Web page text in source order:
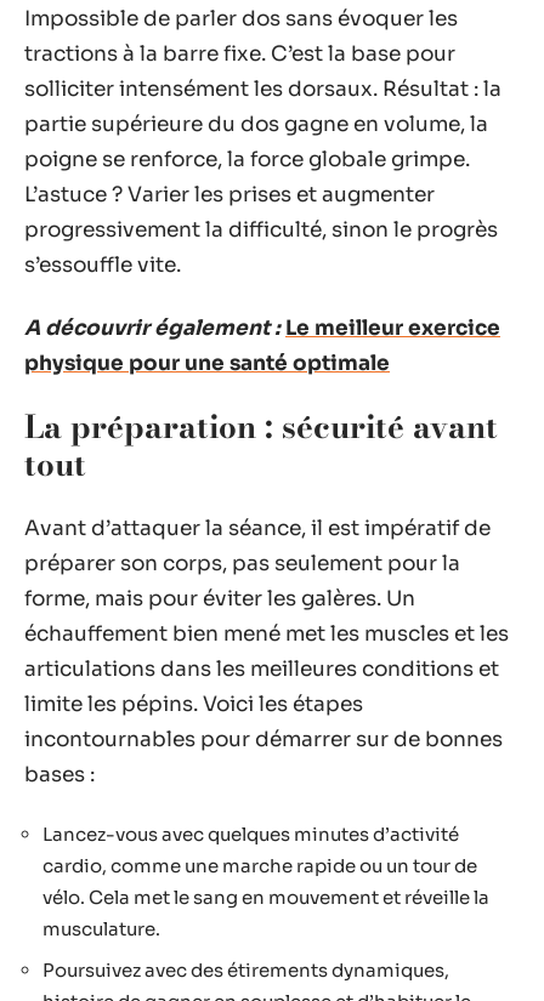
Impossible de parler dos sans évoquer les
tractions à la barre fixe. C’est la base pour
solliciter intensément les dorsaux. Résultat : la
partie supérieure du dos gagne en volume, la
poigne se renforce, la force globale grimpe.
L’astuce ? Varier les prises et augmenter
progressivement la difficulté, sinon le progrès
s’essouffle vite.
A découvrir également : Le meilleur exercice
physique pour une santé optimale
La préparation : sécurité avant
tout
Avant d’attaquer la séance, il est impératif de
préparer son corps, pas seulement pour la
forme, mais pour éviter les galères. Un
échauffement bien mené met les muscles et les
articulations dans les meilleures conditions et
limite les pépins. Voici les étapes
incontournables pour démarrer sur de bonnes
bases :
Lancez-vous avec quelques minutes d’activité
cardio, comme une marche rapide ou un tour de
vélo. Cela met le sang en mouvement et réveille la
musculature.
Poursuivez avec des étirements dynamiques,